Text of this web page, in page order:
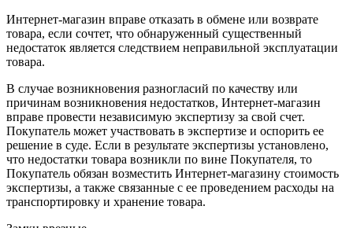
Интернет-магазин вправе отказать в обмене или возврате
товара, если сочтет, что обнаруженный существенный
недостаток является следствием неправильной эксплуатации
товара.
В случае возникновения разногласий по качеству или
причинам возникновения недостатков, Интернет-магазин
вправе провести независимую экспертизу за свой счет.
Покупатель может участвовать в экспертизе и оспорить ее
решение в суде. Если в результате экспертизы установлено,
что недостатки товара возникли по вине Покупателя, то
Покупатель обязан возместить Интернет-магазину стоимость
экспертизы, а также связанные с ее проведением расходы на
транспортировку и хранение товара.